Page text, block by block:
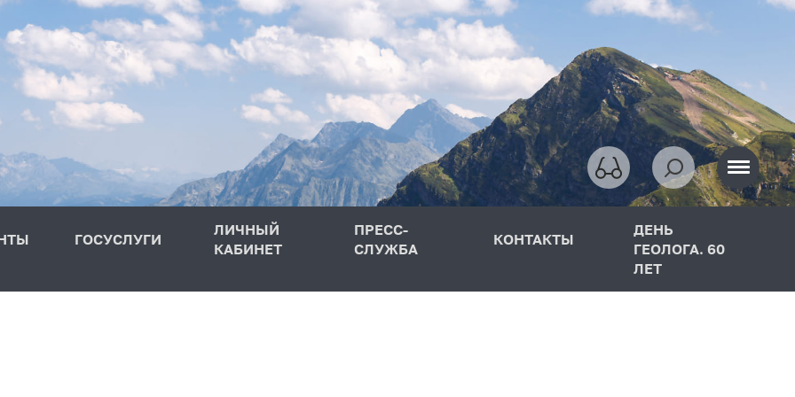
ГОСУСЛУГИ
ЛИЧНЫЙ
КАБИНЕТ
ПРЕСС-
СЛУЖБА
КОНТАКТЫ
ДЕНЬ
ГЕОЛОГА. 60
ЛЕТ